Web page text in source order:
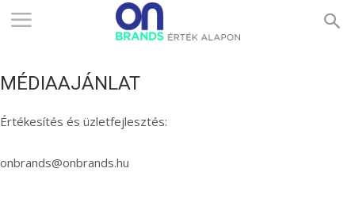
ONBRANDS
–
ÉRTÉK
MÉDIAAJÁNLAT
Értékesítés és üzletfejlesztés:
onbrands@onbrands.hu